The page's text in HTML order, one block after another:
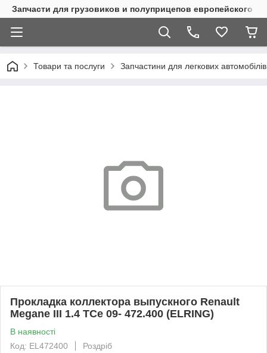
Запчасти для грузовиков и полуприцепов европейского
Товари та послуги Запчастини для легкових автомобілів
Прокладка коллектора выпускного Renault
Megane III 1.4 TCe 09- 472.400 (ELRING)
В наявності
Код: EL472400
Роздріб